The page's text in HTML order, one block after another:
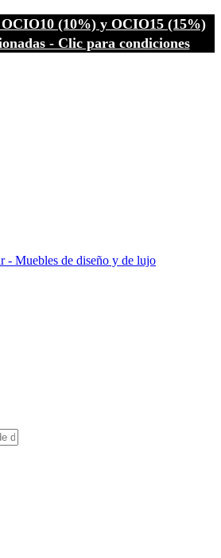
OCIO10 (10%) y OCIO15 (15%)
- Clic para condiciones